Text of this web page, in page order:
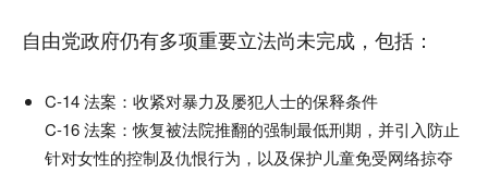
自由党政府仍有多项重要立法尚未完成，包括：
C-14 法案：收紧对暴力及屡犯人士的保释条件
C-16 法案：恢复被法院推翻的强制最低刑期，并引入防止
针对女性的控制及仇恨行为，以及保护儿童免受网络掠夺